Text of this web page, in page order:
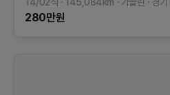
280만원